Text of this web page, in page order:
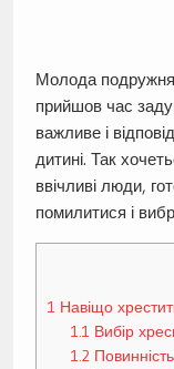
Молода подружня
прийшов час
важливе і
дитині. Так
ввічливі люди,
помилитися і
1 Навіщо
1.1 Вибір
1.2 Повинність